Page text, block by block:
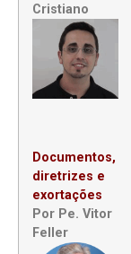
Cristiano
Documentos,
diretrizes e
exortações
Por Pe. Vitor
Feller